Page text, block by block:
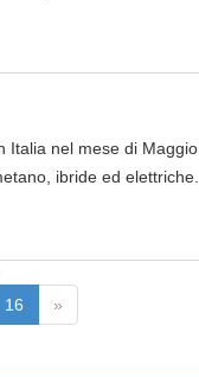
Italia nel mese di
ibride ed elettriche.
16 »